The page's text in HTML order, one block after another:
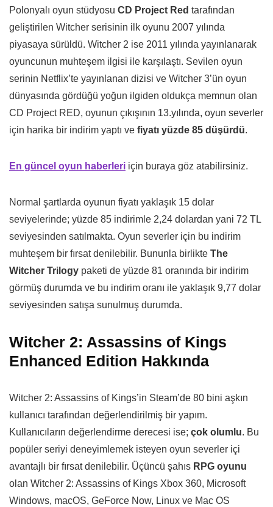
Polonyalı oyun stüdyosu CD Project Red tarafından
geliştirilen Witcher serisinin ilk oyunu 2007 yılında
piyasaya sürüldü. Witcher 2 ise 2011 yılında yayınlanarak
oyuncunun muhteşem ilgisi ile karşılaştı. Sevilen oyun
serinin Netflix’te yayınlanan dizisi ve Witcher 3’ün oyun
dünyasında gördüğü yoğun ilgiden oldukça memnun olan
CD Project RED, oyunun çıkışının 13.yılında, oyun severler
için harika bir indirim yaptı ve fiyatı yüzde 85 düşürdü.
En güncel oyun haberleri için buraya göz atabilirsiniz.
Normal şartlarda oyunun fiyatı yaklaşık 15 dolar
seviyelerinde; yüzde 85 indirimle 2,24 dolardan yani 72 TL
seviyesinden satılmakta. Oyun severler için bu indirim
muhteşem bir fırsat denilebilir. Bununla birlikte The
Witcher Trilogy paketi de yüzde 81 oranında bir indirim
görmüş durumda ve bu indirim oranı ile yaklaşık 9,77 dolar
seviyesinden satışa sunulmuş durumda.
Witcher 2: Assassins of Kings
Enhanced Edition Hakkında
Witcher 2: Assassins of Kings’in Steam’de 80 bini aşkın
kullanıcı tarafından değerlendirilmiş bir yapım.
Kullanıcıların değerlendirme derecesi ise; çok olumlu. Bu
popüler seriyi deneyimlemek isteyen oyun severler içi
avantajlı bir fırsat denilebilir. Üçüncü şahıs RPG oyunu
olan Witcher 2: Assassins of Kings Xbox 360, Microsoft
Windows, macOS, GeForce Now, Linux ve Mac OS